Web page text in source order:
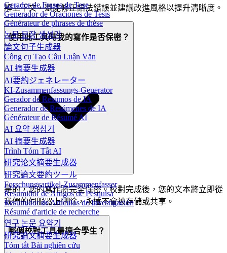
Gerador de Frases de Tese
Generador de Oraciones de Tesis
Générateur de phrases de thèse
논문 문장 생성기
論文句子生成器
Công cụ Tạo Câu Luận Văn
AI 摘要生成器
AI要約ジェネレーター
KI-Zusammenfassungs-Generator
Gerador de Resumos de IA
Generador de Resúmenes de IA
Générateur de Résumé AI
AI 요약 생성기
AI 摘要生成器
Trình Tóm Tắt AI
研究论文摘要生成器
研究論文要約ツール
Forschungsartikel-Zusammenfasser
Resumidor de Artigos de Pesquisa
Resumidor de Artículos de Investigación
Résumé d'article de recherche
연구 논문 요약기
研究論文摘要生成器
Tóm tắt Bài nghiên cứu
解上下文，還能修正語法錯誤並建議改進風格以提升清晰度。
使用此工具時我的寫作是否保密？
是的，您的寫作將完全保密。校對完成後，您的文本將立即從
我們的伺服器上刪除，永遠不會被存儲或共享。
哪個校對工具最適合學生？